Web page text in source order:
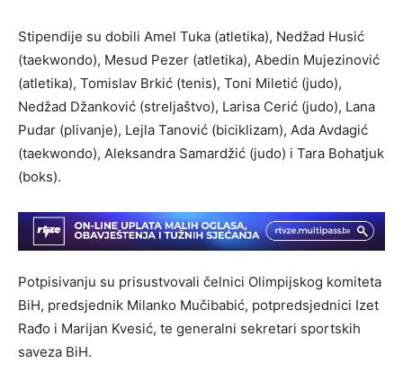
Stipendije su dobili Amel Tuka (atletika), Nedžad Husić
(taekwondo), Mesud Pezer (atletika), Abedin Mujezinović
(atletika), Tomislav Brkić (tenis), Toni Miletić (judo),
Nedžad Džanković (streljaštvo), Larisa Cerić (judo), Lana
Pudar (plivanje), Lejla Tanović (biciklizam), Ada Avdagić
(taekwondo), Aleksandra Samardžić (judo) i Tara Bohatjuk
(boks).
Potpisivanju su prisustvovali čelnici Olimpijskog komiteta
BiH, predsjednik Milanko Mučibabić, potpredsjednici Izet
Rađo i Marijan Kvesić, te generalni sekretari sportskih
saveza BiH.